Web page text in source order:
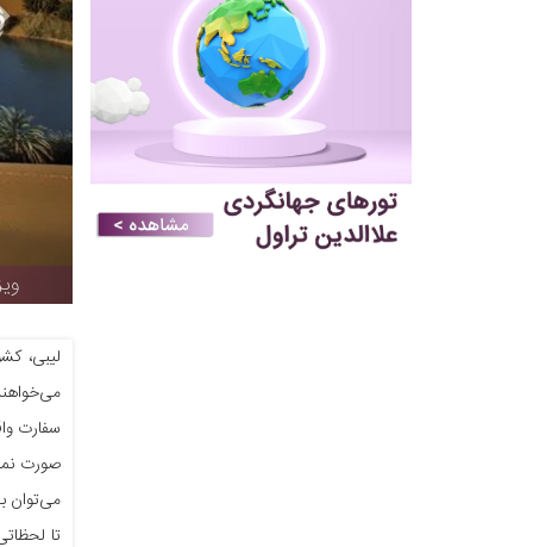
لیبی،
سفارت
صورت
می‌توان
تا